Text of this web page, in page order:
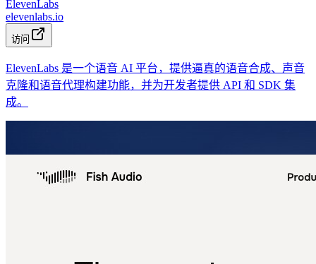
ElevenLabs
elevenlabs.io
访问
ElevenLabs 是一个语音 AI 平台，提供逼真的语音合成、声音
克隆和语音代理构建功能，并为开发者提供 API 和 SDK 集
成。